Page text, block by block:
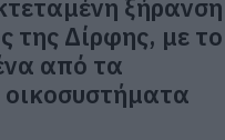
ξήρανση
της Δίρφης, με το
από τα